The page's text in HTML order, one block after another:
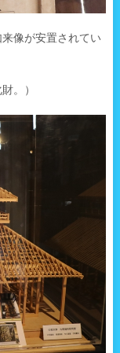
像が安置されてい
。）